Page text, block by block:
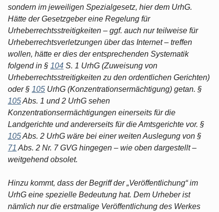
sondern im jeweiligen Spezialgesetz, hier dem UrhG.
Hätte der Gesetzgeber eine Regelung für
Urheberrechtsstreitigkeiten – ggf. auch nur teilweise für
Urheberrechtsverletzungen über das Internet – treffen
wollen, hätte er dies der entsprechenden Systematik
folgend in § 104 S. 1 UrhG (Zuweisung von
Urheberrechtsstreitigkeiten zu den ordentlichen Gerichten)
oder § 105 UrhG (Konzentrationsermächtigung) getan. §
105Abs. 1 und 2 UrhG sehen
Konzentrationsermächtigungen einerseits für die
Landgerichte und andererseits für die Amtsgerichte vor. §
105Abs. 2 UrhG wäre bei einer weiten Auslegung von §
71 Abs. 2 Nr. 7 GVG hingegen – wie oben dargestellt –
weitgehend obsolet.
Hinzu kommt, dass der Begriff der „Veröffentlichung“ im
UrhG eine spezielle Bedeutung hat. Dem Urheber ist
nämlich nur die erstmalige Veröffentlichung des Werkes